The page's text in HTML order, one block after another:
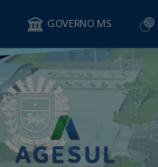
GOVERNO MS